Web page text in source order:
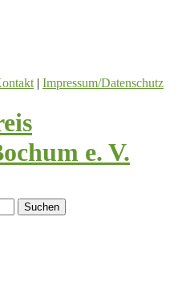
| Impressum/Datenschutz